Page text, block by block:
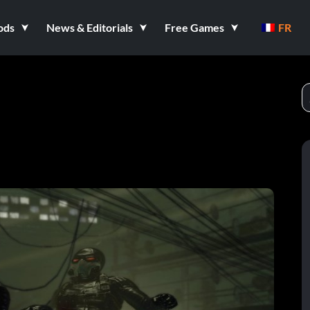
News & Editorials Free Games FR